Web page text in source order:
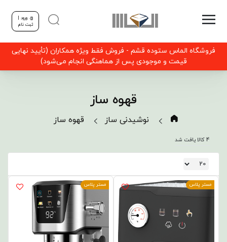
ورود |
ثبت نام
فروشگاه الماس ستوده قشم - فروش فقط ویژه همکاران (تأیید نهایی
قیمت و موجودی پس از هماهنگی انجام می‌شود)
قهوه ساز
نوشیدنی ساز قهوه ساز
4 کالا یافت شد
مستر پلاس مستر پلاس